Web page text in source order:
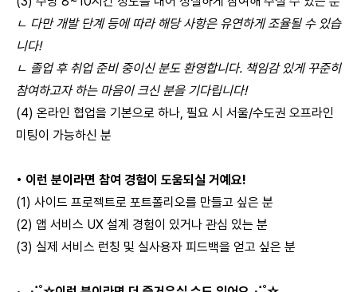
ㄴ 다만 개발 단계 등에 따라 해당 사항은 유연하게 조율될 수 있습
니다!
ㄴ 졸업 후 취업 준비 중이신 분도 환영합니다. 책임감 있게 꾸준히
참여하고자 하는 마음이 크신 분을 기다립니다!
(4) 온라인 협업을 기본으로 하나, 필요 시 서울/수도권 오프라인
미팅이 가능하신 분
• 이런 분이라면 참여 경험이 도움되실 거예요!
(1) 사이드 프로젝트로 포트폴리오를 만들고 싶은 분
(2) 앱 서비스 UX 설계 경험이 있거나 관심 있는 분
(3) 실제 서비스 런칭 및 실사용자 피드백을 얻고 싶은 분